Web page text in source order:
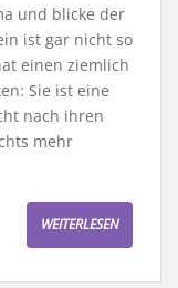
und blicke der
ist gar nicht so
einen ziemlich
Sie ist eine
nach ihren
mehr
WEITERLESEN